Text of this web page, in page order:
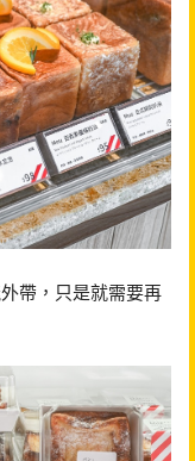
帶，只是就需要再